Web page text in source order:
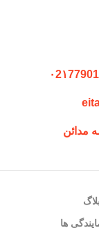
مدائن
ها